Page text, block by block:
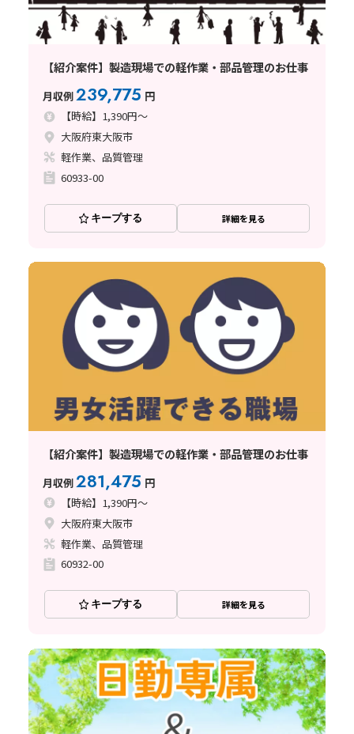
【紹介案件】製造現場での軽作業・部品管理のお仕事
月収例239,775 円
【時給】1,390円～
大阪府東大阪市
軽作業、品質管理
60933-00
キープする 詳細を見る
【紹介案件】製造現場での軽作業・部品管理のお仕事
月収例281,475 円
【時給】1,390円～
大阪府東大阪市
軽作業、品質管理
60932-00
キープする 詳細を見る